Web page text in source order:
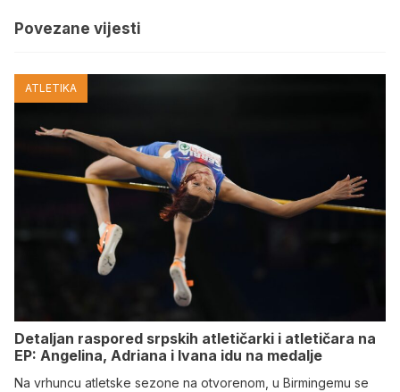
Povezane vijesti
ATLETIKA
Detaljan raspored srpskih atletičarki i atletičara na
EP: Angelina, Adriana i Ivana idu na medalje
Na vrhuncu atletske sezone na otvorenom, u Birmingemu se